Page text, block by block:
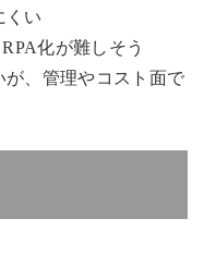
くい
化が難しそう
が、管理やコスト面で